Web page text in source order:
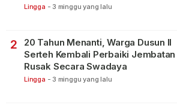
Lingga - 3 minggu yang lalu
2
20 Tahun Menanti, Warga Dusun II
Serteh Kembali Perbaiki Jembatan
Rusak Secara Swadaya
Lingga - 3 minggu yang lalu